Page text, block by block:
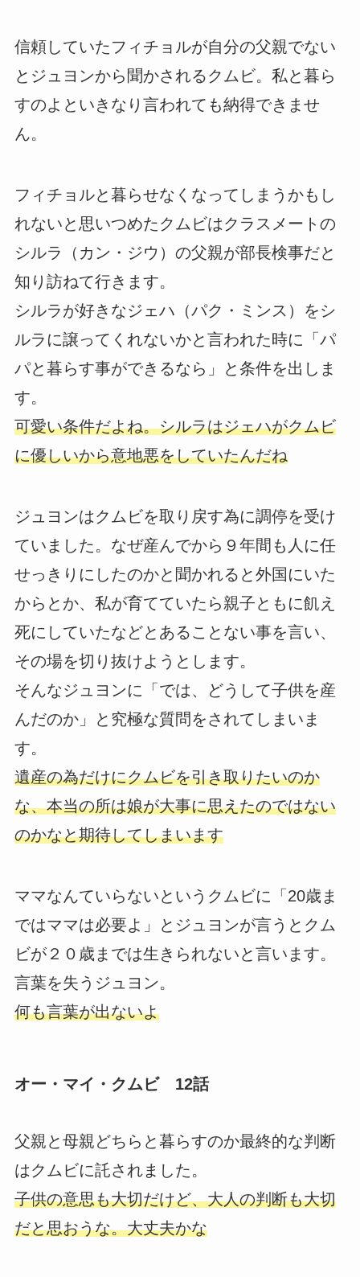
信頼していたフィチョルが自分の父親でない
とジュヨンから聞かされるクムビ。私と暮ら
すのよといきなり言われても納得できませ
ん。
フィチョルと暮らせなくなってしまうかもし
れないと思いつめたクムビはクラスメートの
シルラ（カン・ジウ）の父親が部長検事だと
知り訪ねて行きます。
シルラが好きなジェハ（パク・ミンス）をシ
ルラに譲ってくれないかと言われた時に「パ
パと暮らす事ができるなら」と条件を出しま
す。
可愛い条件だよね。シルラはジェハがクムビ
に優しいから意地悪をしていたんだね
ジュヨンはクムビを取り戻す為に調停を受け
ていました。なぜ産んでから９年間も人に任
せっきりにしたのかと聞かれると外国にいた
からとか、私が育てていたら親子ともに飢え
死にしていたなどとあることない事を言い、
その場を切り抜けようとします。
そんなジュヨンに「では、どうして子供を産
んだのか」と究極な質問をされてしまいま
す。
遺産の為だけにクムビを引き取りたいのか
な、本当の所は娘が大事に思えたのではない
のかなと期待してしまいます
ママなんていらないというクムビに「20歳ま
ではママは必要よ」とジュヨンが言うとクム
ビが２０歳までは生きられないと言います。
言葉を失うジュヨン。
何も言葉が出ないよ
オー・マイ・クムビ 12話
父親と母親どちらと暮らすのか最終的な判断
はクムビに託されました。
子供の意思も大切だけど、大人の判断も大切
だと思おうな。大丈夫かな